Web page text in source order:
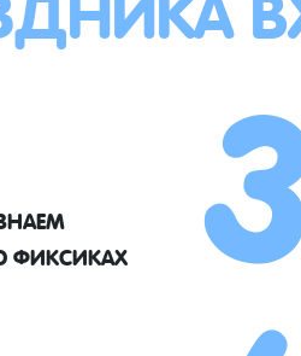
ФИКСИКАХ